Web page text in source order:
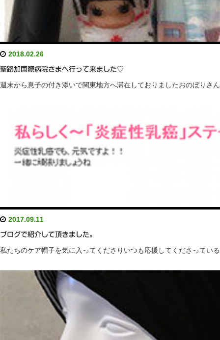
2018.02.26
聖路加国際病院さまへ行って来ました♡
週末から息子の付き添いで関東地方へ滞在しておりましたおのぼりさ
2017.09.11
ブログで紹介して頂きました。
私たちのケア帽子を気に入ってくださりいつも応援してくださってい